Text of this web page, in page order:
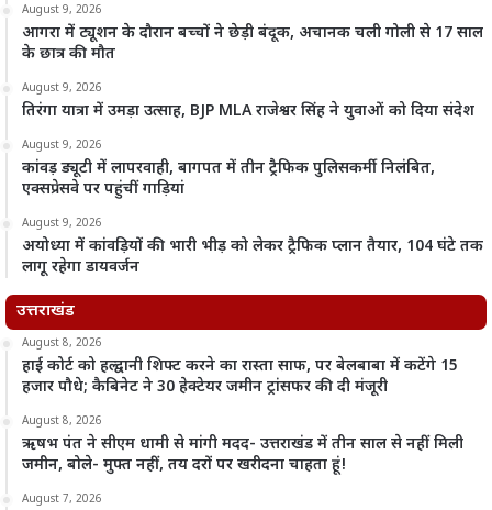
August 9, 2026
आगरा में ट्यूशन के दौरान बच्चों ने छेड़ी बंदूक, अचानक चली गोली से 17 साल
के छात्र की मौत
August 9, 2026
तिरंगा यात्रा में उमड़ा उत्साह, BJP MLA राजेश्वर सिंह ने युवाओं को दिया संदेश
August 9, 2026
कांवड़ ड्यूटी में लापरवाही, बागपत में तीन ट्रैफिक पुलिसकर्मी निलंबित,
एक्सप्रेसवे पर पहुंचीं गाड़ियां
August 9, 2026
अयोध्या में कांवड़ियों की भारी भीड़ को लेकर ट्रैफिक प्लान तैयार, 104 घंटे तक
लागू रहेगा डायवर्जन
उत्तराखंड
August 8, 2026
हाई कोर्ट को हल्द्वानी शिफ्ट करने का रास्ता साफ, पर बेलबाबा में कटेंगे 15
हजार पौधे; कैबिनेट ने 30 हेक्टेयर जमीन ट्रांसफर की दी मंजूरी
August 8, 2026
ऋषभ पंत ने सीएम धामी से मांगी मदद- उत्तराखंड में तीन साल से नहीं मिली
जमीन, बोले- मुफ्त नहीं, तय दरों पर खरीदना चाहता हूं!
August 7, 2026